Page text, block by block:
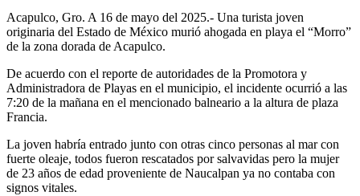
Acapulco, Gro. A 16 de mayo del 2025.- Una turista joven
originaria del Estado de México murió ahogada en playa el “Morro”
de la zona dorada de Acapulco.
De acuerdo con el reporte de autoridades de la Promotora y
Administradora de Playas en el municipio, el incidente ocurrió a las
7:20 de la mañana en el mencionado balneario a la altura de plaza
Francia.
La joven habría entrado junto con otras cinco personas al mar con
fuerte oleaje, todos fueron rescatados por salvavidas pero la mujer
de 23 años de edad proveniente de Naucalpan ya no contaba con
signos vitales.